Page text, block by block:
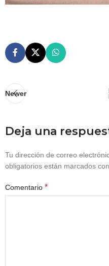
Newer
Deja una
Tu dirección de correo
obligatorios están marcados con
Comentario *